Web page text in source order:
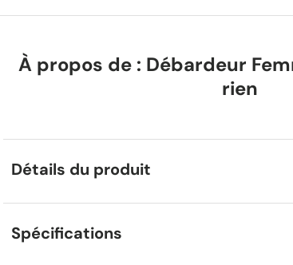
À propos de : Débardeur
rien
Détails du produit
Spécifications